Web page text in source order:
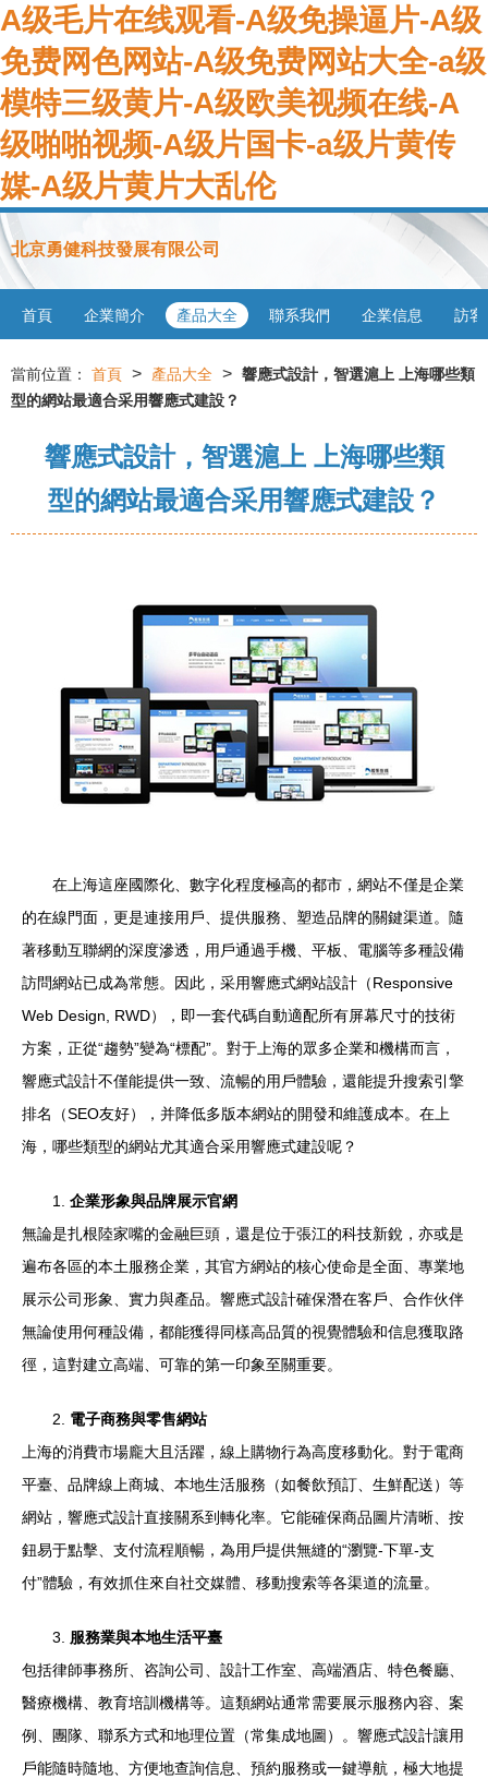
A级毛片在线观看-A级免操逼片-A级
免费网色网站-A级免费网站大全-a级
模特三级黄片-A级欧美视频在线-A
级啪啪视频-A级片国卡-a级片黄传
媒-A级片黄片大乱伦
北京勇健科技發展有限公司
首頁 企業簡介 產品大全 聯系我們 企業信息 訪客
當前位置： 首頁 > 產品大全 > 響應式設計，智選滬上 上海哪些類
型的網站最適合采用響應式建設？
響應式設計，智選滬上 上海哪些類
型的網站最適合采用響應式建設？
在上海這座國際化、數字化程度極高的都市，網站不僅是企業
的在線門面，更是連接用戶、提供服務、塑造品牌的關鍵渠道。隨
著移動互聯網的深度滲透，用戶通過手機、平板、電腦等多種設備
訪問網站已成為常態。因此，采用響應式網站設計（Responsive
Web Design, RWD），即一套代碼自動適配所有屏幕尺寸的技術
方案，正從“趨勢”變為“標配”。對于上海的眾多企業和機構而言，
響應式設計不僅能提供一致、流暢的用戶體驗，還能提升搜索引擎
排名（SEO友好），并降低多版本網站的開發和維護成本。在上
海，哪些類型的網站尤其適合采用響應式建設呢？
1. 企業形象與品牌展示官網
無論是扎根陸家嘴的金融巨頭，還是位于張江的科技新銳，亦或是
遍布各區的本土服務企業，其官方網站的核心使命是全面、專業地
展示公司形象、實力與產品。響應式設計確保潛在客戶、合作伙伴
無論使用何種設備，都能獲得同樣高品質的視覺體驗和信息獲取路
徑，這對建立高端、可靠的第一印象至關重要。
2. 電子商務與零售網站
上海的消費市場龐大且活躍，線上購物行為高度移動化。對于電商
平臺、品牌線上商城、本地生活服務（如餐飲預訂、生鮮配送）等
網站，響應式設計直接關系到轉化率。它能確保商品圖片清晰、按
鈕易于點擊、支付流程順暢，為用戶提供無縫的“瀏覽-下單-支
付”體驗，有效抓住來自社交媒體、移動搜索等各渠道的流量。
3. 服務業與本地生活平臺
包括律師事務所、咨詢公司、設計工作室、高端酒店、特色餐廳、
醫療機構、教育培訓機構等。這類網站通常需要展示服務內容、案
例、團隊、聯系方式和地理位置（常集成地圖）。響應式設計讓用
戶能隨時隨地、方便地查詢信息、預約服務或一鍵導航，極大地提